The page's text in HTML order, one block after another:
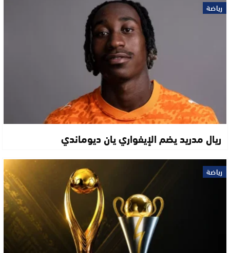
رياضة
ريال مدريد يضم الإيفواري يان ديوماندي
رياضة